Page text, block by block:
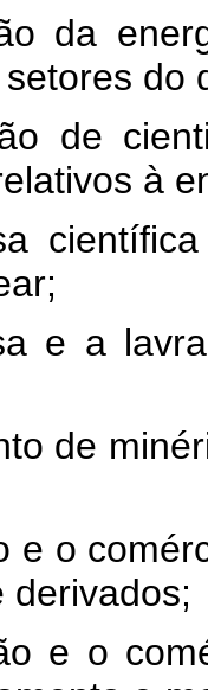
da
do
de
à
e a
de
e o
derivados;
e o